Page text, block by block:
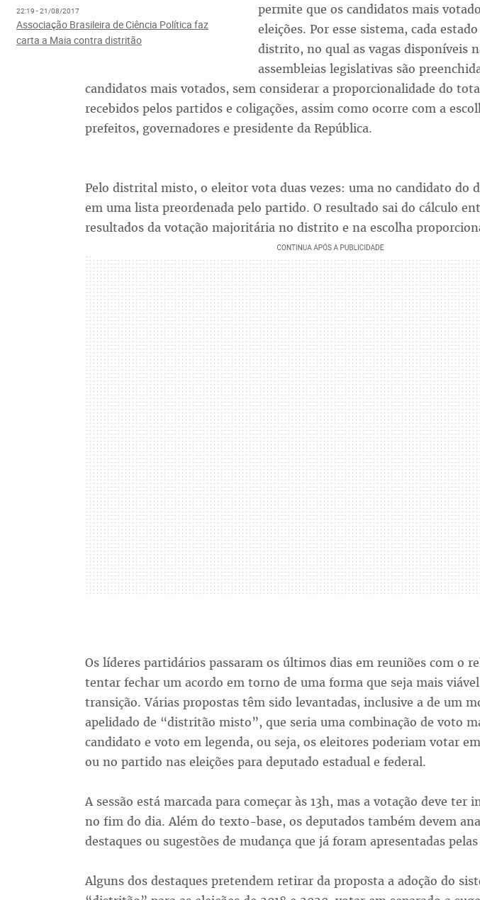
22:19 - 21/08/2017
Associação Brasileira de Ciência Política faz
carta a Maia contra distritão
permite que os candidatos mais
eleições. Por esse sistema, cada
distrito, no qual as vagas disponíveis
assembleias legislativas são
candidatos mais votados, sem considerar a proporcionalidade do
recebidos pelos partidos e coligações, assim como ocorre com a
prefeitos, governadores e presidente da República.
Pelo distrital misto, o eleitor vota duas vezes: uma no candidato do
em uma lista preordenada pelo partido. O resultado sai do cálculo
resultados da votação majoritária no distrito e na escolha
Os líderes partidários passaram os últimos dias em reuniões com o
tentar fechar um acordo em torno de uma forma que seja mais
transição. Várias propostas têm sido levantadas, inclusive a de um
apelidado de “distritão misto”, que seria uma combinação de voto
candidato e voto em legenda, ou seja, os eleitores poderiam votar
ou no partido nas eleições para deputado estadual e federal.
A sessão está marcada para começar às 13h, mas a votação deve ter
no fim do dia. Além do texto-base, os deputados também devem
destaques ou sugestões de mudança que já foram apresentadas pelas
Alguns dos destaques pretendem retirar da proposta a adoção do